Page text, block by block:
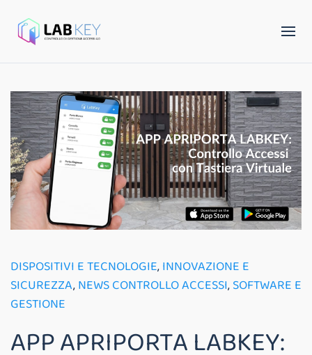
DISPOSITIVI E TECNOLOGIE,INNOVAZIONE E
SICUREZZA,NEWS CONTROLLO ACCESSI,SOFTWARE E
GESTIONE
APP APRIPORTA LABKEY: